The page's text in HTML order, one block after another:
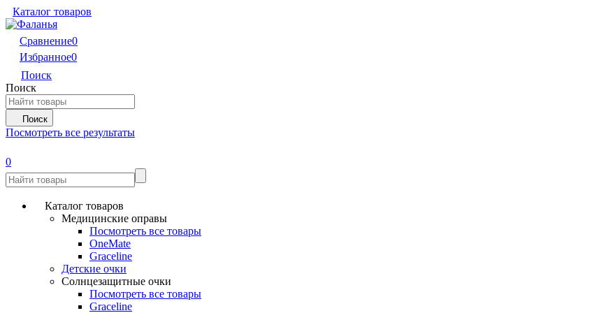
Каталог товаров
Сравнение0
Избранное0
Поиск
Поиск
Поиск
Посмотреть все результаты
0
Каталог товаров
Медицинские оправы
Посмотреть все товары
OneMate
Graceline
Детские очки
Солнцезащитные очки
Посмотреть все товары
Graceline